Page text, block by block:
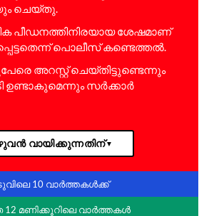
ചെയ്തു.
പീഡനത്തിനിരയായ ശേഷമാണ്
പൊലീസ് കണ്ടെത്തൽ.
അറസ്റ്റ് ചെയ്തിട്ടുണ്ടെന്നും
ഉണ്ടാകുമെന്നും സർക്കാർ
വായിക്കുന്നതിന്▼
10 വാർത്തകൾക്ക്
12 മണിക്കൂറിലെ വാർത്തകൾ